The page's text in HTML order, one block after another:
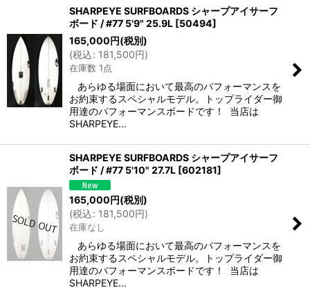
SHARPEYE SURFBOARDS シャープアイサーフ
ボード / #77 5'9" 25.9L [50494]
165,000円(税別)
(税込: 181,500円)
在庫数 1点
あらゆる場面において最高のパフォーマンスを
お約束するスペシャルモデル。トップライダー御
用達のパフォーマンスボードです！ 当店は
SHARPEYE…
SHARPEYE SURFBOARDS シャープアイサーフ
ボード / #77 5'10" 27.7L [602181]
165,000円(税別)
(税込: 181,500円)
在庫なし
あらゆる場面において最高のパフォーマンスを
お約束するスペシャルモデル。トップライダー御
用達のパフォーマンスボードです！ 当店は
SHARPEYE…